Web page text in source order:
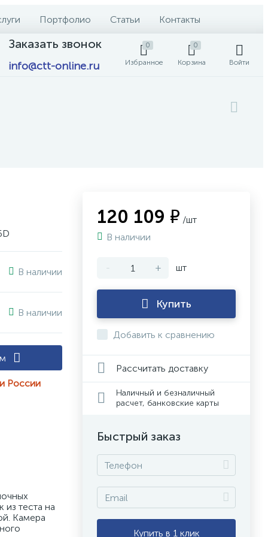
Портфолио Статьи Контакты
Заказать звонок
info@ctt-online.ru
0
Избранное
0
Корзина Войти
В наличии
В наличии
России
теста на
Камера
120 109 ₽ /шт
В наличии
- + шт
Купить
Добавить к сравнению
Рассчитать доставку
Наличный и безналичный
расчет, банковские карты
Быстрый заказ
Купить в 1 клик